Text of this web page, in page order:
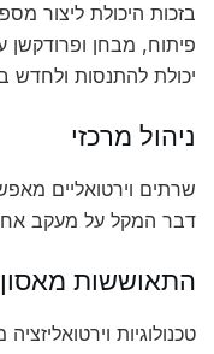
בזכות היכולת ליצור
פיתוח, מבחן ופרודקשן
יכולת להתנסות ולחדש
ניהול מרכזי
שרתים וירטואליים
דבר המקל על מעקב אחר
התאוששות מאסון
טכנולוגיות